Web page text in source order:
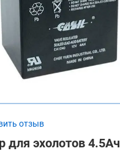
отзыв
для эхолотов 4.5Ач